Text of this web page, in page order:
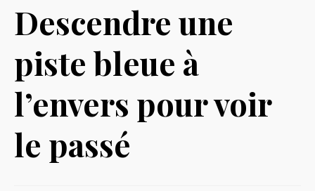
Descendre une
piste bleue à
l’envers pour voir
le passé